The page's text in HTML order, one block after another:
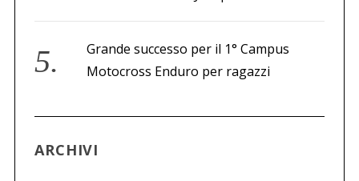
Grande successo per il 1° Campus
Motocross Enduro per ragazzi
ARCHIVI